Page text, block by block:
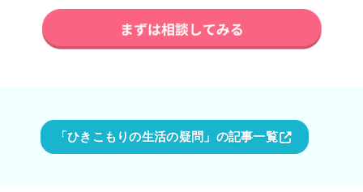
「ひきこもりの生活の疑問」の記事一覧